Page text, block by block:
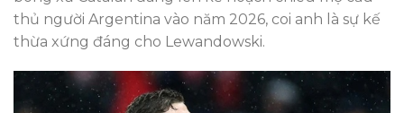
thủ người Argentina vào năm 2026, coi anh là sự kế
thừa xứng đáng cho Lewandowski.